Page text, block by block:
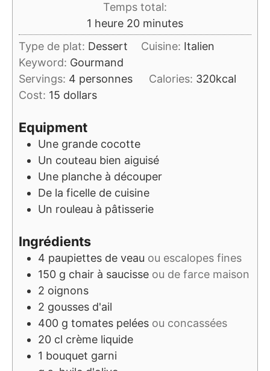
Temps total:
1 heure
heure 20minutes
minutes
Type de plat: Dessert Cuisine: Italien
Keyword: Gourmand
Servings: 4 personnes Calories: 320kcal
Cost: 15 dollars
Equipment
Une grande cocotte
Un couteau bien aiguisé
Une planche à découper
De la ficelle de cuisine
Un rouleau à pâtisserie
Ingrédients
4 paupiettes de veau ou escalopes fines
150 g chair à saucisse ou de farce maison
2 oignons
2 gousses d'ail
400 g tomates pelées ou concassées
20 cl crème liquide
1 bouquet garni